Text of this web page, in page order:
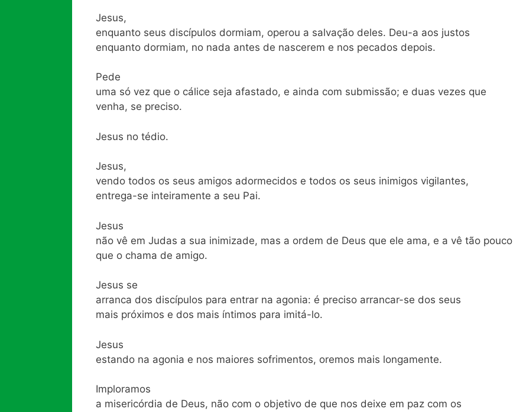
Jesus,
enquanto seus discípulos dormiam, operou a salvação deles. Deu-a aos justos
enquanto dormiam, no nada antes de nascerem e nos pecados depois.
Pede
uma só vez que o cálice seja afastado, e ainda com submissão; e duas vezes que
venha, se preciso.
Jesus no tédio.
Jesus,
vendo todos os seus amigos adormecidos e todos os seus inimigos vigilantes,
entrega-se inteiramente a seu Pai.
Jesus
não vê em Judas a sua inimizade, mas a ordem de Deus que ele ama, e a vê tão pouco
que o chama de amigo.
Jesus se
arranca dos discípulos para entrar na agonia: é preciso arrancar-se dos seus
mais próximos e dos mais íntimos para imitá-lo.
Jesus
estando na agonia e nos maiores sofrimentos, oremos mais longamente.
Imploramos
a misericórdia de Deus, não com o objetivo de que nos deixe em paz com os